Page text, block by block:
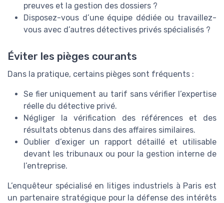
preuves et la gestion des dossiers ?
Disposez-vous d’une équipe dédiée ou travaillez-
vous avec d’autres détectives privés spécialisés ?
Éviter les pièges courants
Dans la pratique, certains pièges sont fréquents :
Se fier uniquement au tarif sans vérifier l’expertise
réelle du détective privé.
Négliger la vérification des références et des
résultats obtenus dans des affaires similaires.
Oublier d’exiger un rapport détaillé et utilisable
devant les tribunaux ou pour la gestion interne de
l’entreprise.
L’enquêteur spécialisé en litiges industriels à Paris est
un partenaire stratégique pour la défense des intérêts